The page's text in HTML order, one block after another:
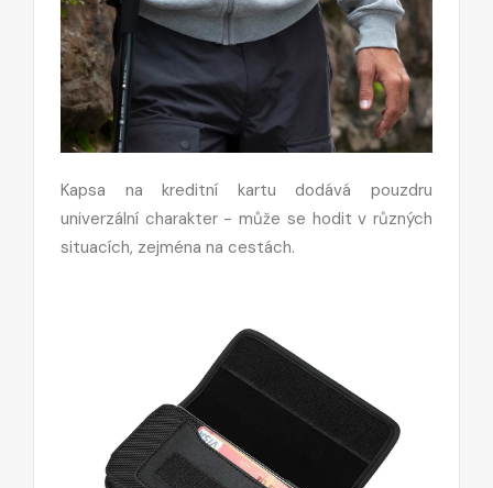
Kapsa na kreditní kartu dodává pouzdru
univerzální charakter - může se hodit v různých
situacích, zejména na cestách.